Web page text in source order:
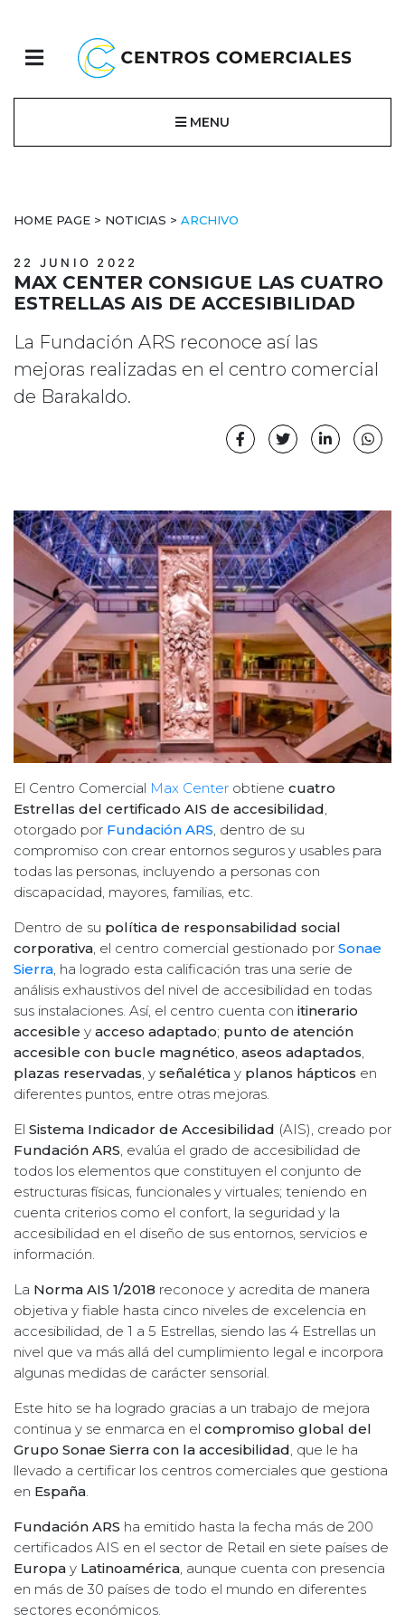
MENU
HOME PAGE > NOTICIAS > ARCHIVO
22 JUNIO 2022
MAX CENTER CONSIGUE LAS CUATRO
ESTRELLAS AIS DE ACCESIBILIDAD
La Fundación ARS reconoce así las
mejoras realizadas en el centro comercial
de Barakaldo.
El Centro Comercial Max Center obtiene cuatro
Estrellas del certificado AIS de accesibilidad,
otorgado por Fundación ARS, dentro de su
compromiso con crear entornos seguros y usables para
todas las personas, incluyendo a personas con
discapacidad, mayores, familias, etc.
Dentro de su política de responsabilidad social
corporativa, el centro comercial gestionado por Sonae
Sierra, ha logrado esta calificación tras una serie de
análisis exhaustivos del nivel de accesibilidad en todas
sus instalaciones. Así, el centro cuenta con itinerario
accesible y acceso adaptado; punto de atención
accesible con bucle magnético, aseos adaptados,
plazas reservadas, y señalética y planos hápticos en
diferentes puntos, entre otras mejoras.
El Sistema Indicador de Accesibilidad (AIS), creado por
Fundación ARS, evalúa el grado de accesibilidad de
todos los elementos que constituyen el conjunto de
estructuras físicas, funcionales y virtuales; teniendo en
cuenta criterios como el confort, la seguridad y la
accesibilidad en el diseño de sus entornos, servicios e
información.
La Norma AIS 1/2018 reconoce y acredita de manera
objetiva y fiable hasta cinco niveles de excelencia en
accesibilidad, de 1 a 5 Estrellas, siendo las 4 Estrellas un
nivel que va más allá del cumplimiento legal e incorpora
algunas medidas de carácter sensorial.
Este hito se ha logrado gracias a un trabajo de mejora
continua y se enmarca en el compromiso global del
Grupo Sonae Sierra con la accesibilidad, que le ha
llevado a certificar los centros comerciales que gestiona
en España.
Fundación ARS ha emitido hasta la fecha más de 200
certificados AIS en el sector de Retail en siete países de
Europa y Latinoamérica, aunque cuenta con presencia
en más de 30 países de todo el mundo en diferentes
sectores económicos.